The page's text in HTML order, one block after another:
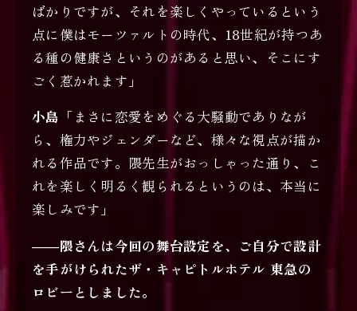
ばかりですが、それを楽しくやっているという
点に僕はモーツァルトの時代、18世紀が持つあ
る種の健康さというのがあると思い、そこにす
ごく惹かれます」
小島 「まさに恋愛をめぐる大騒動でありなが
ら、権力やジェンダーなど、様々な視点が描か
れる作品です。隈先生がおっしゃった通り、こ
れを楽しく明るく観られるというのは、本当に
楽しみです」
――隈さんは今回の舞台設定を、ご自分で設計
を手がけられたザ・キャピトルホテル 東急の
ロビーとしました。